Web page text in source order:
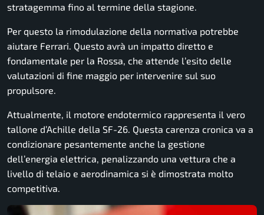
stratagemma fino al termine della stagione.
Per questo la rimodulazione della normativa potrebbe
aiutare Ferrari. Questo avrà un impatto diretto e
fondamentale per la Rossa, che attende l’esito delle
valutazioni di fine maggio per intervenire sul suo
propulsore.
Attualmente, il motore endotermico rappresenta il vero
tallone d’Achille della SF-26. Questa carenza cronica va a
condizionare pesantemente anche la gestione
dell’energia elettrica, penalizzando una vettura che a
livello di telaio e aerodinamica si è dimostrata molto
competitiva.